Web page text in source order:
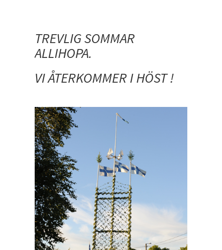
TREVLIG SOMMAR
ALLIHOPA.
VI ÅTERKOMMER I HÖST !